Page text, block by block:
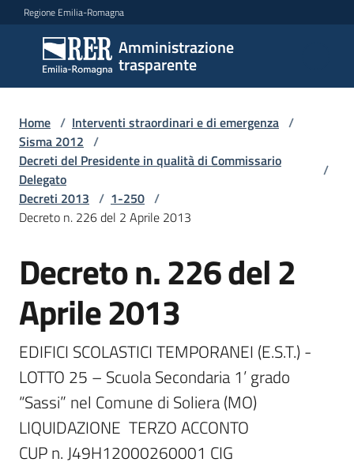
Vai al contenuto
Vai alla navigazione
Vai al footer
Regione Emilia-Romagna
Amministrazione
trasparente
Amministrazione
trasparente
Sottosezioni
Accesso
Home / Interventi straordinari e di emergenza /
Sisma 2012 /
Decreti del Presidente in qualità di Commissario
Delegato
/
Decreti 2013 / 1-250 /
Decreto n. 226 del 2 Aprile 2013
Decreto n. 226 del 2
Aprile 2013
EDIFICI SCOLASTICI TEMPORANEI (E.S.T.) -
LOTTO 25 – Scuola Secondaria 1’ grado
“Sassi” nel Comune di Soliera (MO)
LIQUIDAZIONE  TERZO ACCONTO
CUP n. J49H12000260001 CIG